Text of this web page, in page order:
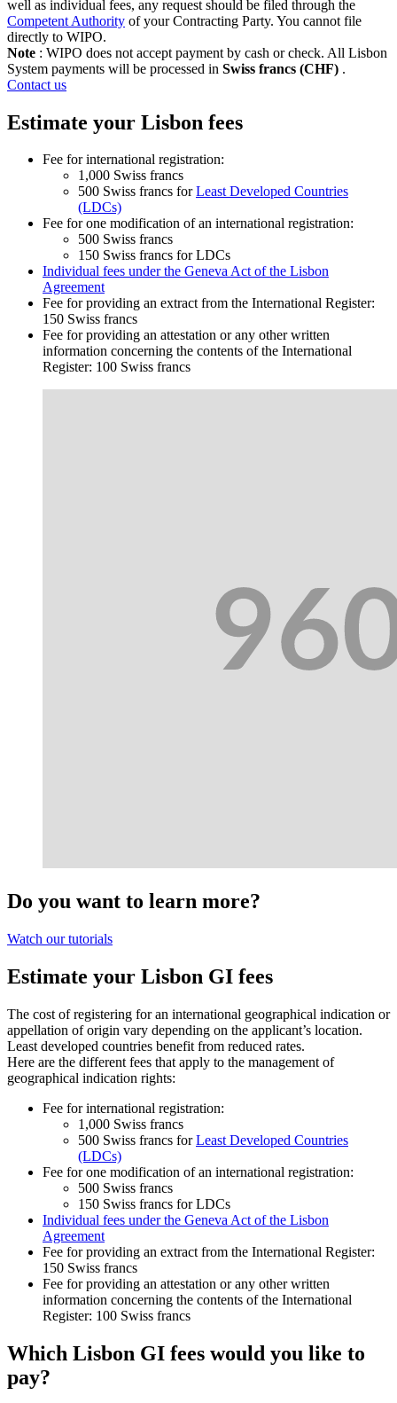
well as individual fees, any request should be filed through the
Competent Authority of your Contracting Party. You cannot file
directly to WIPO.
Note : WIPO does not accept payment by cash or check. All Lisbon
System payments will be processed in Swiss francs (CHF) .
Contact us
Estimate your Lisbon fees
Fee for international registration:
1,000 Swiss francs
500 Swiss francs forLeast Developed Countries
(LDCs)
Fee for one modification of an international registration:
500 Swiss francs
150 Swiss francs for LDCs
Individual fees under the Geneva Act of the Lisbon
Agreement
Fee for providing an extract from the International Register:
150 Swiss francs
Fee for providing an attestation or any other written
information concerning the contents of the International
Register: 100 Swiss francs
Do you want to learn more?
Watch our tutorials
Estimate your Lisbon GI fees
The cost of registering for an international geographical indication or
appellation of origin vary depending on the applicant’s location.
Least developed countries benefit from reduced rates.
Here are the different fees that apply to the management of
geographical indication rights:
Fee for international registration:
1,000 Swiss francs
500 Swiss francs forLeast Developed Countries
(LDCs)
Fee for one modification of an international registration:
500 Swiss francs
150 Swiss francs for LDCs
Individual fees under the Geneva Act of the Lisbon
Agreement
Fee for providing an extract from the International Register:
150 Swiss francs
Fee for providing an attestation or any other written
information concerning the contents of the International
Register: 100 Swiss francs
Which Lisbon GI fees would you like to
pay?